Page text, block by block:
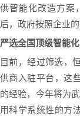
供智能化改造方案
后，政府按照企业
严选全国顶级智能
目前，经过筛选，
供商入驻平台，这
的经验，今年将为
用科学系统性的方